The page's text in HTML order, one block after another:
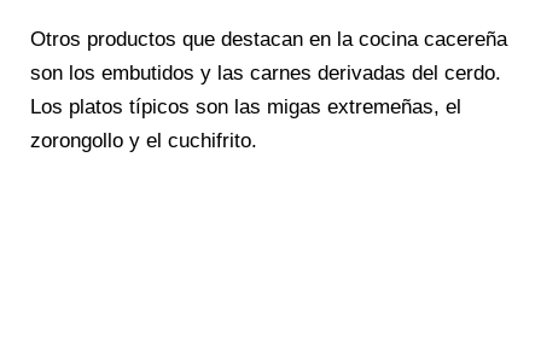
Otros productos que destacan en la cocina cacereña
son los embutidos y las carnes derivadas del cerdo.
Los platos típicos son las migas extremeñas, el
zorongollo y el cuchifrito.